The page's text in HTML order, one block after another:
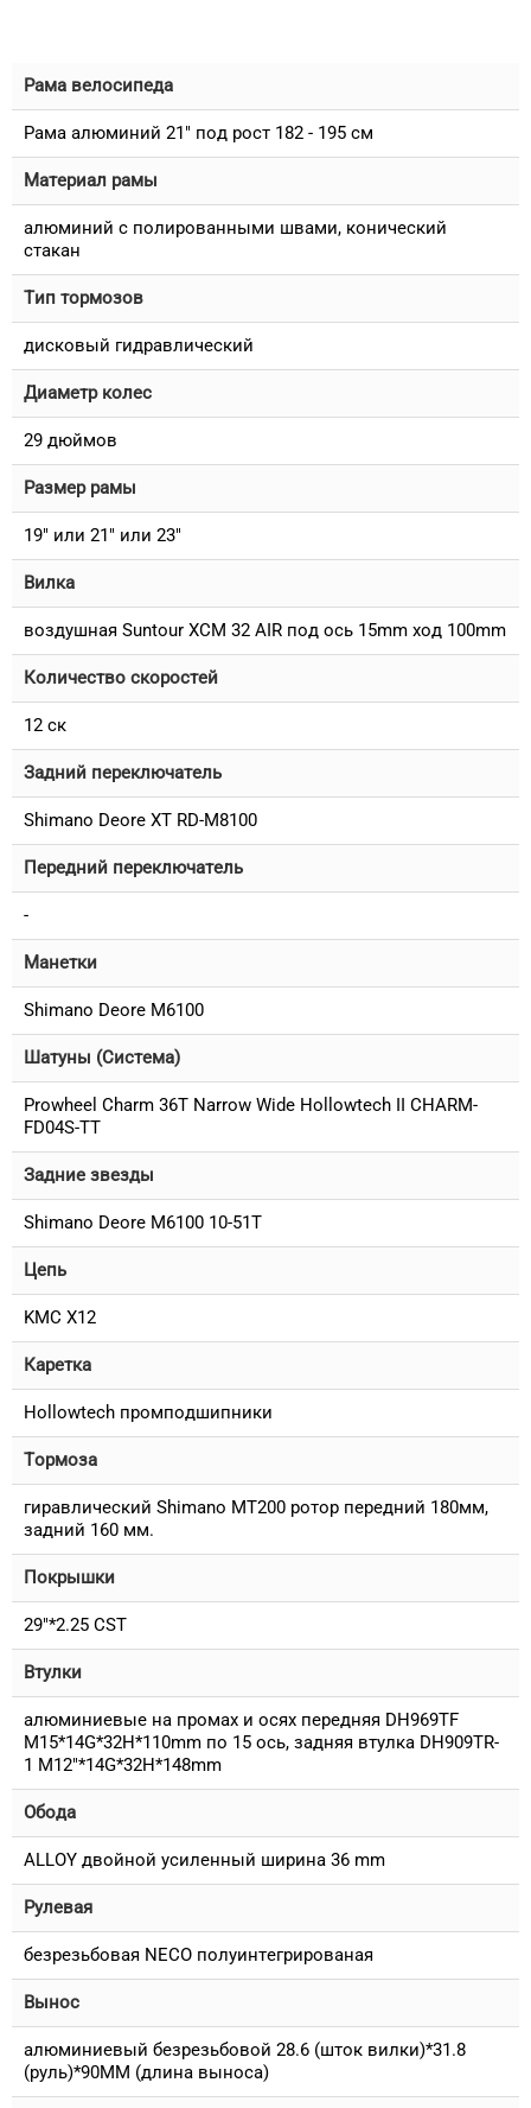
Рама велосипеда
Рама алюминий 21" под рост 182 - 195 см
Материал рамы
алюминий с полированными швами, конический
стакан
Тип тормозов
дисковый гидравлический
Диаметр колес
29 дюймов
Размер рамы
19" или 21" или 23"
Вилка
воздушная Suntour XCM 32 AIR под ось 15mm ход 100mm
Количество скоростей
12 ск
Задний переключатель
Shimano Deore XT RD-M8100
Передний переключатель
-
Манетки
Shimano Deore M6100
Шатуны (Система)
Prowheel Charm 36T Narrow Wide Hollowtech II CHARM-
FD04S-TT
Задние звезды
Shimano Deore M6100 10-51T
Цепь
KMC X12
Каретка
Hollowtech промподшипники
Тормоза
гиравлический Shimano MT200 ротор передний 180мм,
задний 160 мм.
Покрышки
29"*2.25 CST
Втулки
алюминиевые на промах и осях передняя DH969TF
M15*14G*32H*110mm по 15 ось, задняя втулка DH909TR-
1 M12"*14G*32H*148mm
Обода
ALLOY двойной усиленный ширина 36 mm
Рулевая
безрезьбовая NECO полуинтегрированая
Вынос
алюминиевый безрезьбовой 28.6 (шток вилки)*31.8
(руль)*90MM (длина выноса)